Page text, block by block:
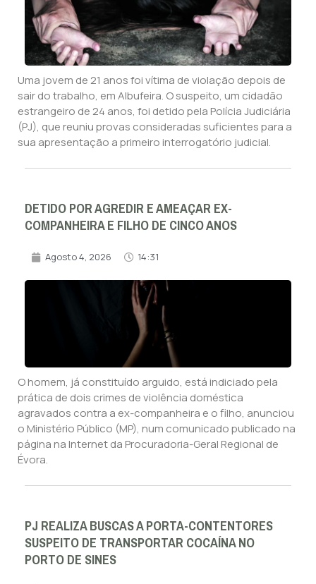
Uma jovem de 21 anos foi vítima de violação depois de
sair do trabalho, em Albufeira. O suspeito, um cidadão
estrangeiro de 24 anos, foi detido pela Polícia Judiciária
(PJ), que reuniu provas consideradas suficientes para a
sua apresentação a primeiro interrogatório judicial.
DETIDO POR AGREDIR E AMEAÇAR EX-
COMPANHEIRA E FILHO DE CINCO ANOS
Agosto 4, 2026 14:31
O homem, já constituído arguido, está indiciado pela
prática de dois crimes de violência doméstica
agravados contra a ex-companheira e o filho, anunciou
o Ministério Público (MP), num comunicado publicado na
página na Internet da Procuradoria-Geral Regional de
Évora.
PJ REALIZA BUSCAS A PORTA-CONTENTORES
SUSPEITO DE TRANSPORTAR COCAÍNA NO
PORTO DE SINES